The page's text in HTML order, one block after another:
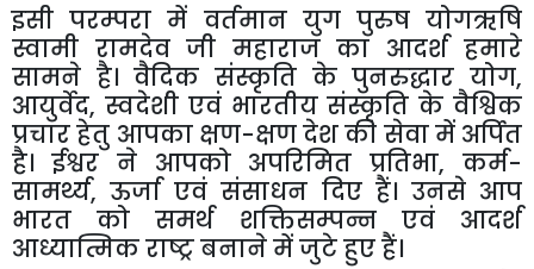
इसी परम्परा में वर्तमान युग पुरुष योगऋषि
स्वामी रामदेव जी महाराज का आदर्श हमारे
सामने है। वैदिक संस्कृति के पुनरुद्धार योग,
आयुर्वेद, स्वदेशी एवं भारतीय संस्कृति के वैश्विक
प्रचारहेतु आपका क्षण-क्षणदेशकी सेवामें अर्पित
है। ईश्वर ने आपको अपरिमित प्रतिभा,कर्म-
सामर्थ्य, ऊर्जा एवं संसाधन दिए हैं। उनसे आप
भारत
को समर्थ शक्तिसम्पन्न एवं
आदर्श
आध्यात्मिकराष्ट्रबनानेमेंजुटेहुएहैं।